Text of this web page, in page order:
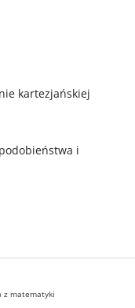
kartezjańskiej
i
z matematyki